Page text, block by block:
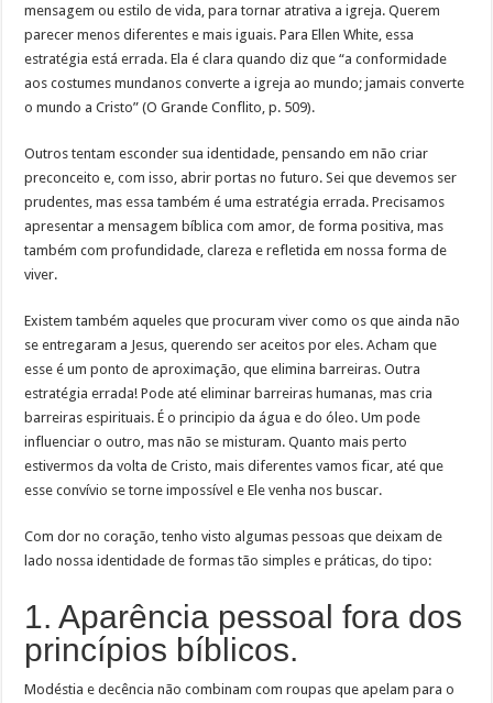
mensagem ou estilo de vida, para tornar atrativa a igreja. Querem
parecer menos diferentes e mais iguais. Para Ellen White, essa
estratégia está errada. Ela é clara quando diz que “a conformidade
aos costumes mundanos converte a igreja ao mundo; jamais converte
o mundo a Cristo” (O Grande Conflito, p. 509).
Outros tentam esconder sua identidade, pensando em não criar
preconceito e, com isso, abrir portas no futuro. Sei que devemos ser
prudentes, mas essa também é uma estratégia errada. Precisamos
apresentar a mensagem bíblica com amor, de forma positiva, mas
também com profundidade, clareza e refletida em nossa forma de
viver.
Existem também aqueles que procuram viver como os que ainda não
se entregaram a Jesus, querendo ser aceitos por eles. Acham que
esse é um ponto de aproximação, que elimina barreiras. Outra
estratégia errada! Pode até eliminar barreiras humanas, mas cria
barreiras espirituais. É o principio da água e do óleo. Um pode
influenciar o outro, mas não se misturam. Quanto mais perto
estivermos da volta de Cristo, mais diferentes vamos ficar, até que
esse convívio se torne impossível e Ele venha nos buscar.
Com dor no coração, tenho visto algumas pessoas que deixam de
lado nossa identidade de formas tão simples e práticas, do tipo:
1. Aparência pessoal fora dos
princípios bíblicos.
Modéstia e decência não combinam com roupas que apelam para o